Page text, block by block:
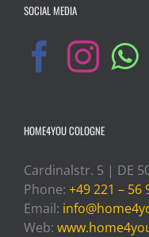
SOCIAL MEDIA
HOME4YOU COLOGNE
Cardinalstr. 5 | DE
Phone: +49 221 – 56
Email:
Web: